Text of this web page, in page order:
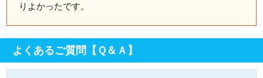
りよかったです。
よくあるご質問【Ｑ＆Ａ】